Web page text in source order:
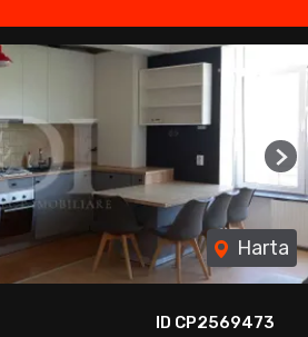
ID CP2569473
Harta